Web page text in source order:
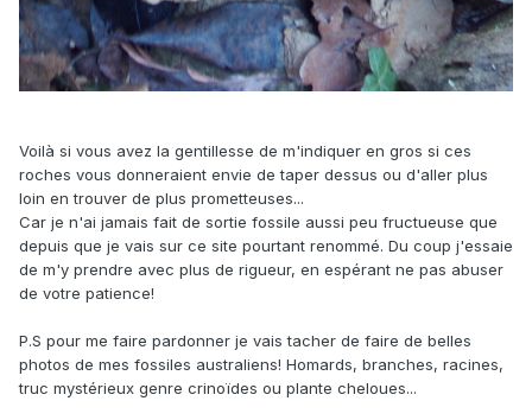
Voilà si vous avez la gentillesse de m'indiquer en gros si ces
roches vous donneraient envie de taper dessus ou d'aller plus
loin en trouver de plus prometteuses...
Car je n'ai jamais fait de sortie fossile aussi peu fructueuse que
depuis que je vais sur ce site pourtant renommé. Du coup j'essaie
de m'y prendre avec plus de rigueur, en espérant ne pas abuser
de votre patience!
P.S pour me faire pardonner je vais tacher de faire de belles
photos de mes fossiles australiens! Homards, branches, racines,
truc mystérieux genre crinoïdes ou plante cheloues...